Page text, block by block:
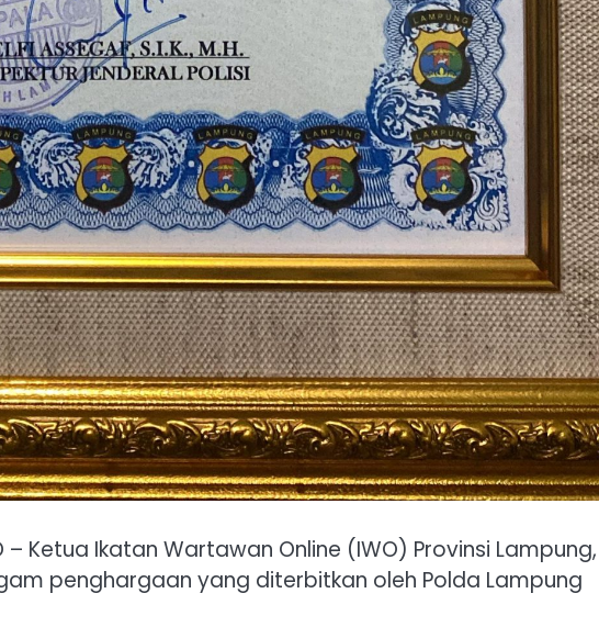
– Ketua Ikatan Wartawan Online (IWO) Provinsi Lampung,
penghargaan yang diterbitkan oleh Polda Lampung